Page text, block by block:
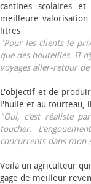
cantines scolaires
meilleure
litres
"Pour les clients le
que des bouteilles. II
voyages aller-retour
L'objectif et de
l'huile et au tourteau,
"Oui, c’est réaliste
toucher.
concurrents dans mon
Voilà un agriculteur
gage de meilleur